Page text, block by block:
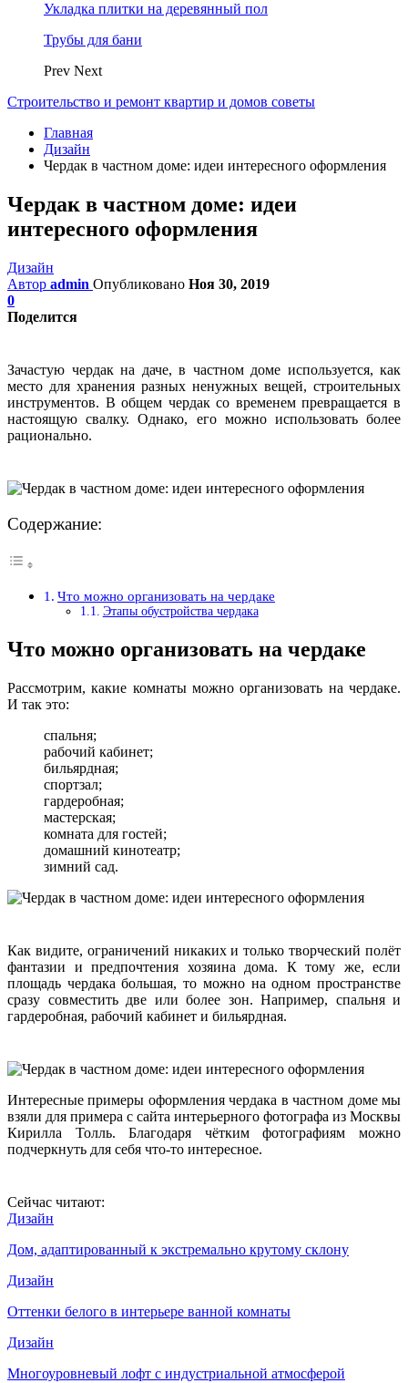
Укладка плитки на деревянный пол
Трубы для бани
Prev Next
Строительство и ремонт квартир и домов советы
Главная
Дизайн
Чердак в частном доме: идеи интересного оформления
Чердак в частном доме: идеи
интересного оформления
Дизайн
Автор admin Опубликовано Ноя 30, 2019
0
Поделится
Зачастую чердак на даче, в частном доме используется, как
место для хранения разных ненужных вещей, строительных
инструментов. В общем чердак со временем превращается в
настоящую свалку. Однако, его можно использовать более
рационально.
Содержание:
Что можно организовать на чердаке
Этапы обустройства чердака
Что можно организовать на чердаке
Рассмотрим, какие комнаты можно организовать на чердаке.
И так это:
спальня;
рабочий кабинет;
бильярдная;
спортзал;
гардеробная;
мастерская;
комната для гостей;
домашний кинотеатр;
зимний сад.
Как видите, ограничений никаких и только творческий полёт
фантазии и предпочтения хозяина дома. К тому же, если
площадь чердака большая, то можно на одном пространстве
сразу совместить две или более зон. Например, спальня и
гардеробная, рабочий кабинет и бильярдная.
Интересные примеры оформления чердака в частном доме мы
взяли для примера с сайта интерьерного фотографа из Москвы
Кирилла Толль. Благодаря чётким фотографиям можно
подчеркнуть для себя что-то интересное.
Сейчас читают:
Дизайн
Дом, адаптированный к экстремально крутому склону
Дизайн
Оттенки белого в интерьере ванной комнаты
Дизайн
Многоуровневый лофт с индустриальной атмосферой